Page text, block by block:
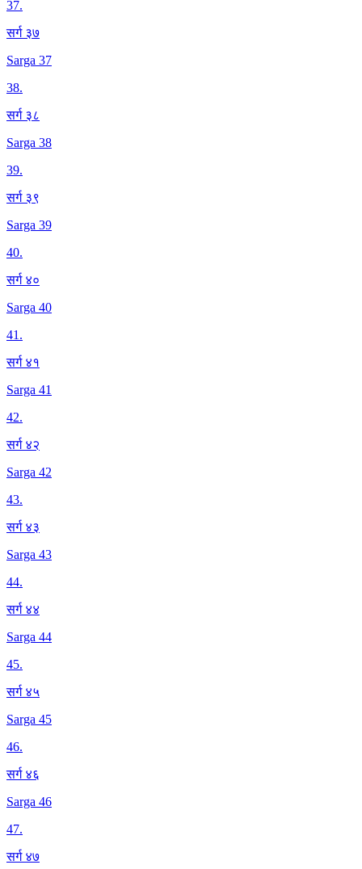
37.
सर्ग ३७
Sarga 37
38.
सर्ग ३८
Sarga 38
39.
सर्ग ३९
Sarga 39
40.
सर्ग ४०
Sarga 40
41.
सर्ग ४१
Sarga 41
42.
सर्ग ४२
Sarga 42
43.
सर्ग ४३
Sarga 43
44.
सर्ग ४४
Sarga 44
45.
सर्ग ४५
Sarga 45
46.
सर्ग ४६
Sarga 46
47.
सर्ग ४७